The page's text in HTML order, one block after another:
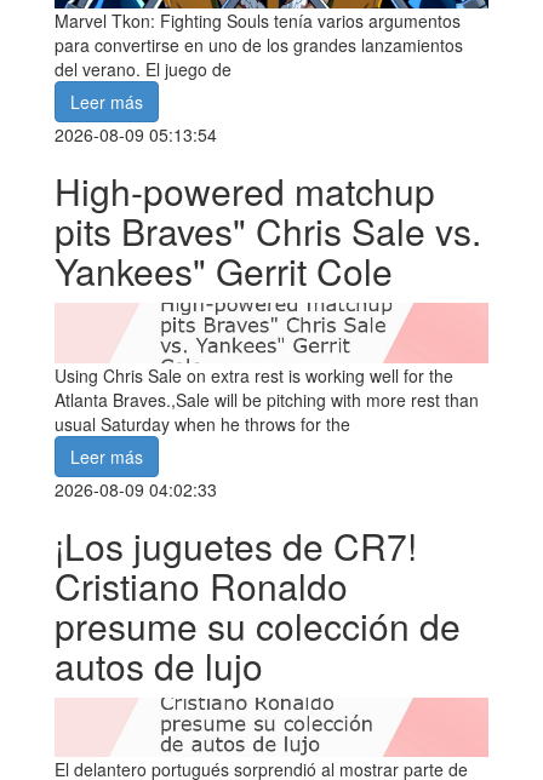
Marvel Tkon: Fighting Souls tenía varios argumentos
para convertirse en uno de los grandes lanzamientos
del verano. El juego de
Leer más
2026-08-09 05:13:54
High-powered matchup
pits Braves" Chris Sale vs.
Yankees" Gerrit Cole
Using Chris Sale on extra rest is working well for the
Atlanta Braves.,Sale will be pitching with more rest than
usual Saturday when he throws for the
Leer más
2026-08-09 04:02:33
¡Los juguetes de CR7!
Cristiano Ronaldo
presume su colección de
autos de lujo
El delantero portugués sorprendió al mostrar parte de